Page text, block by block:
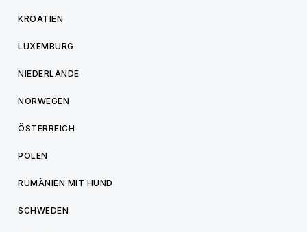
KROATIEN
LUXEMBURG
NIEDERLANDE
NORWEGEN
ÖSTERREICH
POLEN
RUMÄNIEN MIT HUND
SCHWEDEN